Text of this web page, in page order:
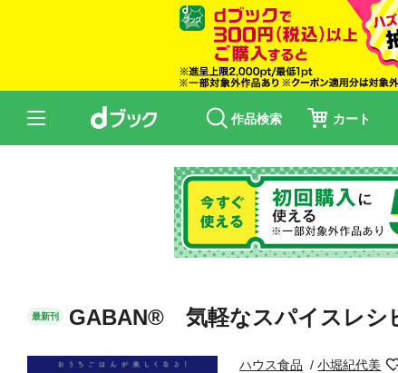
作品検索 カート
最新刊 GABAN® 気軽なスパイスレシ
ハウス食品 小堀紀代美